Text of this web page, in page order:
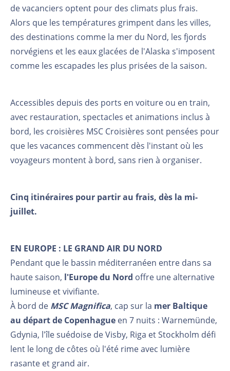
de vacanciers optent pour des climats plus frais.
Alors que les températures grimpent dans les villes,
des destinations comme la mer du Nord, les fjords
norvégiens et les eaux glacées de l'Alaska s'imposent
comme les escapades les plus prisées de la saison.
Accessibles depuis des ports en voiture ou en train,
avec restauration, spectacles et animations inclus à
bord, les croisières MSC Croisières sont pensées pour
que les vacances commencent dès l'instant où les
voyageurs montent à bord, sans rien à organiser.
Cinq itinéraires pour partir au frais, dès la mi-
juillet.
EN EUROPE : LE GRAND AIR DU NORD
Pendant que le bassin méditerranéen entre dans sa
haute saison, l'Europe du Nord offre une alternative
lumineuse et vivifiante.
À bord de MSC Magnifica, cap sur la mer Baltique
au départ de Copenhague en 7 nuits : Warnemünde,
Gdynia, l'île suédoise de Visby, Riga et Stockholm défi
lent le long de côtes où l'été rime avec lumière
rasante et grand air.